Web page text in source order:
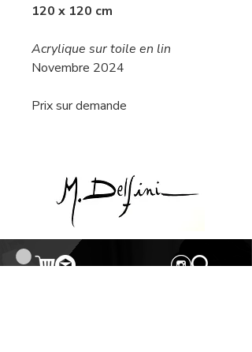
120 x 120 cm
Acrylique sur toile en lin
Novembre 2024
Prix sur demande